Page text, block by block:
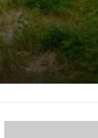
جديدة
ولايات